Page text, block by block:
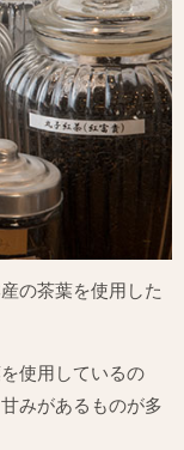
産の茶葉を使用した
使用しているの
みがあるものが多